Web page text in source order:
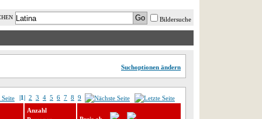
Bildersuche
Suchoptionen ändern
|1| 2 3 4 5 6 7 8 9
Anzahl